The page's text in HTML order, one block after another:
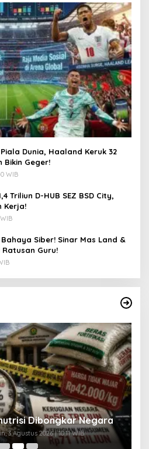
Piala Dunia, Haaland Keruk 32
Bikin Geger!
WIB
Triliun D-HUB SEZ BSD City,
Kerja!
Siber! Sinar Mas Land &
Guru!
Dibongkar Negara
3 Agustus 2026 | 10:11 WIB